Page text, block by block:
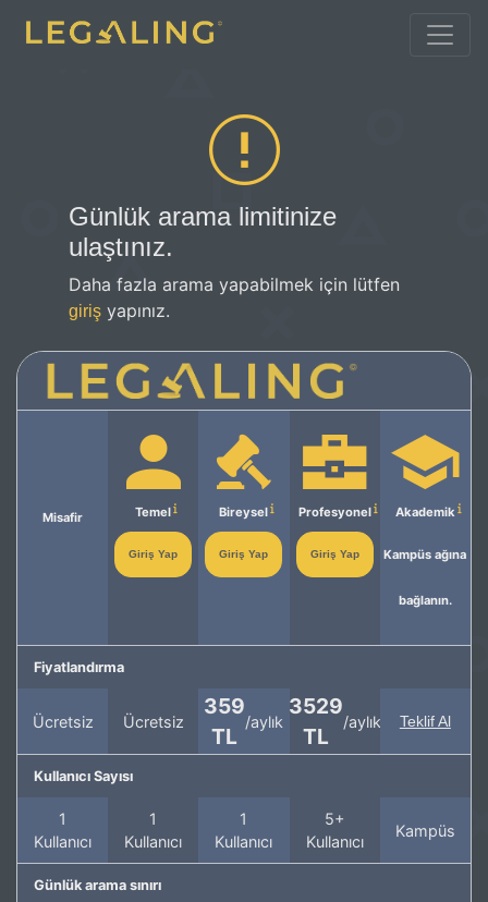
Günlük arama limitinize
ulaştınız.
Daha fazla arama yapabilmek için lütfen
giriş yapınız.
Misafir Temel
Giriş Yap
Bireysel
Giriş Yap
Profesyonel
Giriş Yap
Akademik
Kampüs ağına
bağlanın.
Fiyatlandırma
Ücretsiz Ücretsiz
359
TL
/aylık
3529
TL
/aylık Teklif Al
Kullanıcı Sayısı
1
Kullanıcı
1
Kullanıcı
1
Kullanıcı
5+
Kullanıcı
Kampüs
Günlük arama sınırı